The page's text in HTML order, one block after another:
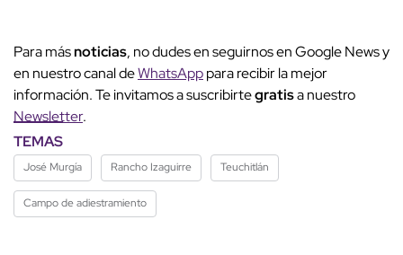
Para másnoticias, no dudes en seguirnos en Google News y
en nuestro canal deWhatsApppara recibir la mejor
información. Te invitamos a suscribirtegratisa nuestro
Newsletter.
TEMAS
José Murgía Rancho Izaguirre Teuchitlán
Campo de adiestramiento